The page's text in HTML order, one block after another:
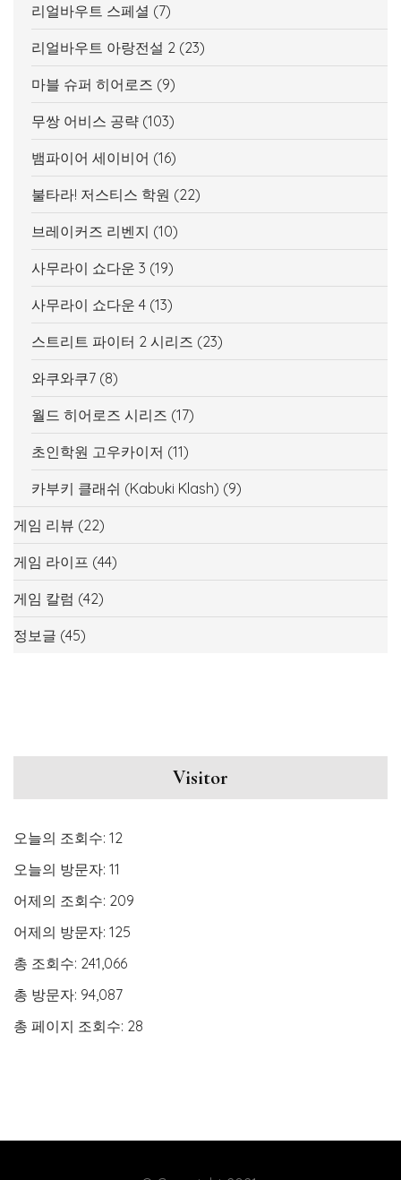
리얼바우트 스페셜 (7)
리얼바우트 아랑전설 2 (23)
마블 슈퍼 히어로즈 (9)
무쌍 어비스 공략 (103)
뱀파이어 세이비어 (16)
불타라! 저스티스 학원 (22)
브레이커즈 리벤지 (10)
사무라이 쇼다운 3 (19)
사무라이 쇼다운 4 (13)
스트리트 파이터 2 시리즈 (23)
와쿠와쿠7 (8)
월드 히어로즈 시리즈 (17)
초인학원 고우카이저 (11)
카부키 클래쉬 (Kabuki Klash) (9)
게임 리뷰 (22)
게임 라이프 (44)
게임 칼럼 (42)
정보글 (45)
Visitor
오늘의 조회수: 12
오늘의 방문자: 11
어제의 조회수: 209
어제의 방문자: 125
총 조회수: 241,066
총 방문자: 94,087
총 페이지 조회수: 28